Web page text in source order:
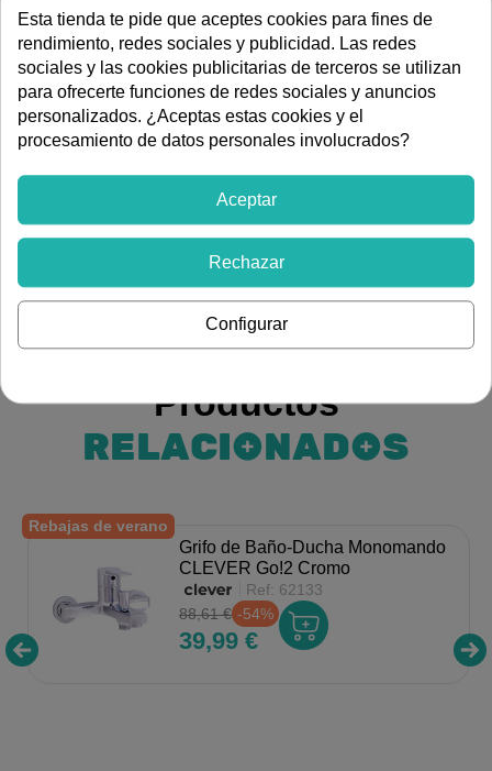
Tipo de grifería Bidé
DESCRIPCIÓN
Grifo monobloc para bidé de la serie ESE/23 de TRES.
Acabado cromo de alta calidad. Diseño pensado para una
Ver más artículos de
Grifería para baño
Productos
RELACIONADOS
Rebajas de verano
Grifo de Baño-Ducha Monomando
CLEVER Go!2 Cromo
Ref: 62133
88,61 € -54%
39,99 €
Esta tienda te pide que aceptes cookies para fines de
rendimiento, redes sociales y publicidad. Las redes
sociales y las cookies publicitarias de terceros se utilizan
para ofrecerte funciones de redes sociales y anuncios
personalizados. ¿Aceptas estas cookies y el
procesamiento de datos personales involucrados?
Aceptar
Rechazar
Configurar